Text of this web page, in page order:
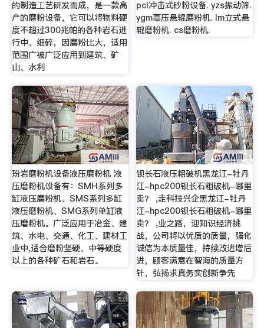
的制造工艺研发而成，是一款高
产的磨粉设备，它可以将物料硬
度不超过300兆帕的各种岩石进
行中、细碎，因磨粉比大，适用
范围广被广泛应用到建筑、矿
山、水利
pcl冲击式砂粉设备. yzs振动筛.
ygm高压悬辊磨粉机. lm立式悬
辊磨粉机. cs磨粉机.
玢岩磨粉机设备液压磨粉机 液
压磨粉机设备有：SMH系列多
缸液压磨粉机、SMS系列多缸
液压磨粉机、SMG系列单缸液
压磨粉机。广泛应用于冶金、建
筑、水电、交通、化工、建材工
业中,适合磨粉坚硬、中等硬度
以上的各种矿石和岩石。
钡长石液压粗破机黑龙江-牡丹
江-hpc200钡长石粗破机-哪里
卖？ ,走科技兴企黑龙江-牡丹
江-hpc200钡长石粗破机-哪里
卖？ ,业之路，迎知识经济挑
战，公司将以优质的质量，强化
诚信为本质量佳，持续改进增后
进，顾客满意在智海的质量方
针，弘扬求真务实创新争先